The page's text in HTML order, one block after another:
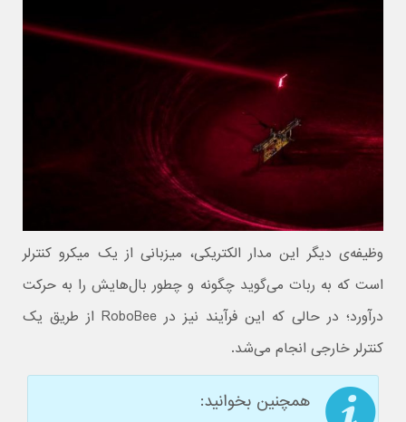
وظیفه‌ی دیگر این مدار الکتریکی، میزبانی از یک میکرو کنترلر
است که به ربات می‌گوید چگونه و چطور بال‌هایش را به حرکت
درآورد؛ در حالی که این فرآیند نیز در RoboBee از طریق یک
کنترلر خارجی انجام می‌شد.
همچنین بخوانید: